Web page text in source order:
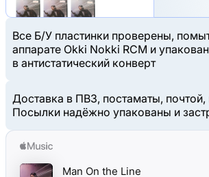
Все Б/У пластинки проверены,
аппарате Okki Nokki RCM и
в антистатический конверт
Доставка в ПВЗ, постаматы,
Посылки надёжно упакованы и